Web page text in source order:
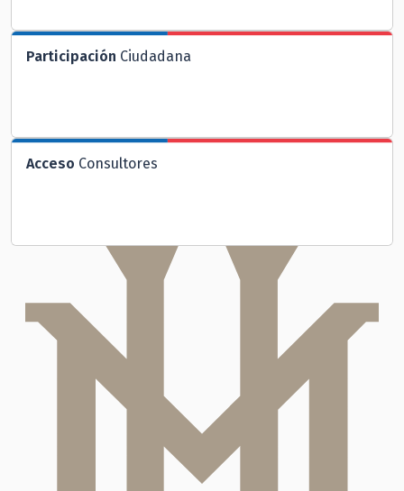
Participación Ciudadana
Acceso Consultores